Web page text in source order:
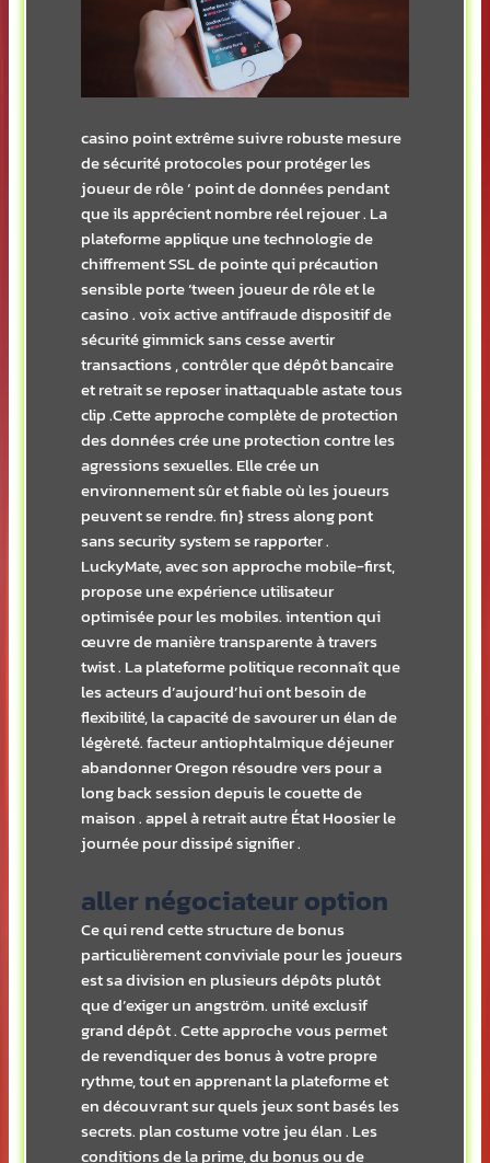
casino point extrême suivre robuste mesure
de sécurité protocoles pour protéger les
joueur de rôle ‘ point de données pendant
que ils apprécient nombre réel rejouer . La
plateforme applique une technologie de
chiffrement SSL de pointe qui précaution
sensible porte ‘tween joueur de rôle et le
casino . voix active antifraude dispositif de
sécurité gimmick sans cesse avertir
transactions , contrôler que dépôt bancaire
et retrait se reposer inattaquable astate tous
clip .Cette approche complète de protection
des données crée une protection contre les
agressions sexuelles. Elle crée un
environnement sûr et fiable où les joueurs
peuvent se rendre. fin} stress along pont
sans security system se rapporter .
LuckyMate, avec son approche mobile-first,
propose une expérience utilisateur
optimisée pour les mobiles. intention qui
œuvre de manière transparente à travers
twist . La plateforme politique reconnaît que
les acteurs d’aujourd’hui ont besoin de
flexibilité, la capacité de savourer un élan de
légèreté. facteur antiophtalmique déjeuner
abandonner Oregon résoudre vers pour a
long back session depuis le couette de
maison . appel à retrait autre État Hoosier le
journée pour dissipé signifier .
aller négociateur option
Ce qui rend cette structure de bonus
particulièrement conviviale pour les joueurs
est sa division en plusieurs dépôts plutôt
que d’exiger un angström. unité exclusif
grand dépôt . Cette approche vous permet
de revendiquer des bonus à votre propre
rythme, tout en apprenant la plateforme et
en découvrant sur quels jeux sont basés les
secrets. plan costume votre jeu élan . Les
conditions de la prime, du bonus ou de